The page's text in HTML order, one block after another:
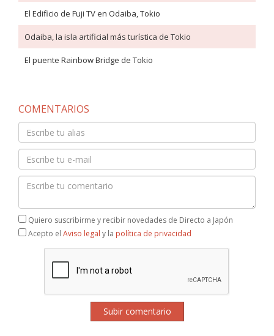
El Edificio de Fuji TV en Odaiba, Tokio
Odaiba, la isla artificial más turística de Tokio
El puente Rainbow Bridge de Tokio
COMENTARIOS
Quiero suscribirme y recibir novedades de Directo a Japón
Acepto el Aviso legal y la política de privacidad
Subir comentario